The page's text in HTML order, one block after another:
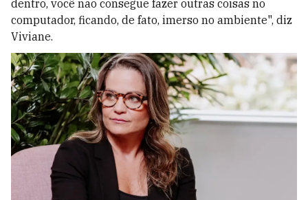
dentro, você não consegue fazer outras coisas no
computador, ficando, de fato, imerso no ambiente", diz
Viviane.